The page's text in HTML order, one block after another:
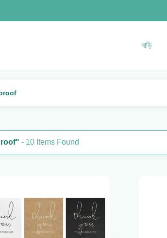
বাড়ি
- 10 Items Found